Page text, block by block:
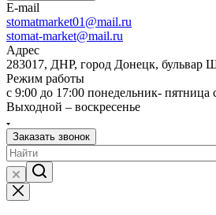
E-mail
stomatmarket01@mail.ru
stomat-market@mail.ru
Адрес
283017, ДНР, город Донецк, бульвар
Режим работы
с 9:00 до 17:00 понедельник- пятница
Выходной – воскресенье
Заказать звонок